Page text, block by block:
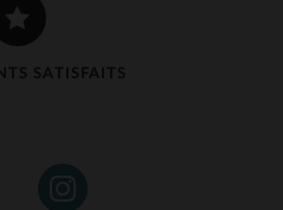
SATISFAITS